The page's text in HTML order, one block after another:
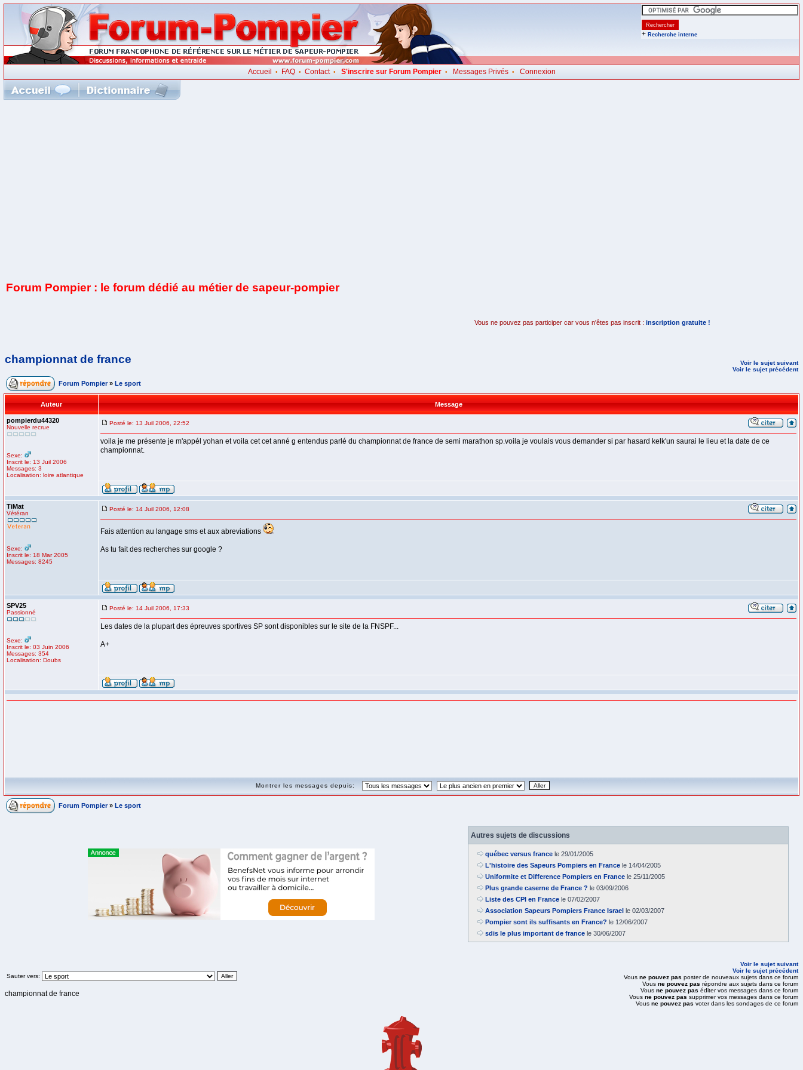
+ Recherche interne
Accueil • FAQ• Contact• S'inscrire sur Forum Pompier• Messages Privés• Connexion
Forum Pompier : le forum dédié au métier de sapeur-pompier
Vous ne pouvez pas participer car vous n'êtes pas inscrit : inscription gratuite !
championnat de france
Voir le sujet suivant
Voir le sujet précédent
Forum Pompier » Le sport
Auteur Message
pompierdu44320
Nouvelle recrue
Sexe:
Inscrit le: 13 Juil 2006
Messages: 3
Localisation: loire atlantique
Posté le: 13 Juil 2006, 22:52
voila je me présente je m'appél yohan et voila cet cet anné g entendus parlé du championnat de france de semi marathon sp.voila je voulais vous demander si par hasard kelk'un saurai le lieu et la date de ce
championnat.
TiMat
Vétéran
Sexe:
Inscrit le: 18 Mar 2005
Messages: 8245
Posté le: 14 Juil 2006, 12:08
Fais attention au langage sms et aux abreviations
As tu fait des recherches sur google ?
SPV25
Passionné
Sexe:
Inscrit le: 03 Juin 2006
Messages: 354
Localisation: Doubs
Posté le: 14 Juil 2006, 17:33
Les dates de la plupart des épreuves sportives SP sont disponibles sur le site de la FNSPF...
A+
Montrer les messages depuis:
Forum Pompier » Le sport
Autres sujets de discussions
québec versus france le 29/01/2005
L'histoire des Sapeurs Pompiers en France le 14/04/2005
Uniformite et Difference Pompiers en France le 25/11/2005
Plus grande caserne de France ? le 03/09/2006
Liste des CPI en France le 07/02/2007
Association Sapeurs Pompiers France Israel le 02/03/2007
Pompier sont ils suffisants en France? le 12/06/2007
sdis le plus important de france le 30/06/2007
Sauter vers:
championnat de france
Voir le sujet suivant
Voir le sujet précédent
Vous ne pouvez pas poster de nouveaux sujets dans ce forum
Vous ne pouvez pas répondre aux sujets dans ce forum
Vous ne pouvez pas éditer vos messages dans ce forum
Vous ne pouvez pas supprimer vos messages dans ce forum
Vous ne pouvez pas voter dans les sondages de ce forum